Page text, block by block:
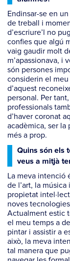
Endinsar-se en
de treball i
d’escriure’l no
confies que algú
vaig gaudir molt
m’apassionava, i
són persones
considerin el
d’aquest
personal. Per
professionals
d’haver coronat
acadèmica, ser la
més a prop.
Quins són els
veus a mitjà
La meva intenció
de l’art, la
propietat
noves
Actualment estic
el meu temps a
pintar i assistir a
això, la meva
tal manera que